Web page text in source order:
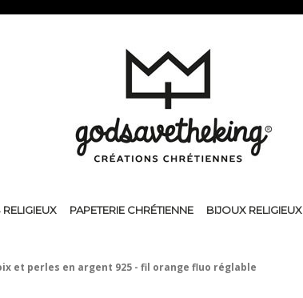
PAPETERIE CHRÉTIENNE BIJOUX RELIGIEUX
et perles en argent 925 - fil orange fluo réglable